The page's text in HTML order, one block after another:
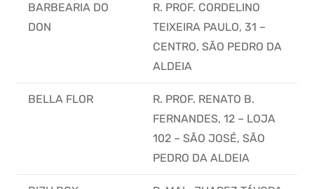
BARBEARIA DO
DON
R. PROF. CORDELINO
TEIXEIRA PAULO, 31 –
CENTRO, SÃO PEDRO DA
ALDEIA
BELLA FLOR
R. PROF. RENATO B.
FERNANDES, 12 – LOJA
102 – SÃO JOSÉ, SÃO
PEDRO DA ALDEIA